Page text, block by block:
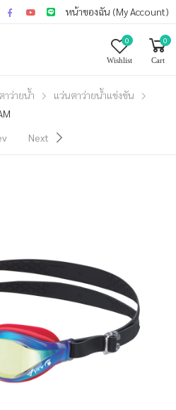
หน้าของฉัน (My Account)
0
Wishlist
0
Cart
าว่ายน้ำ
แว่นตาว่ายน้ำแข่งขัน
Next